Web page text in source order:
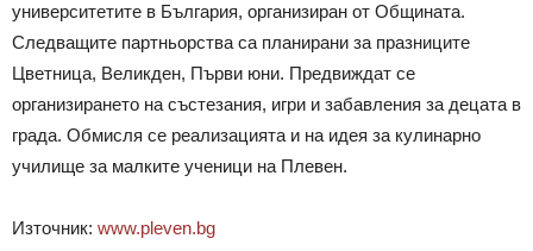
университетите в България, организиран от Общината.
Следващите партньорства са планирани за празниците
Цветница, Великден, Първи юни. Предвиждат се
организирането на състезания, игри и забавления за децата в
града. Обмисля се реализацията и на идея за кулинарно
училище за малките ученици на Плевен.
Източник: www.pleven.bg